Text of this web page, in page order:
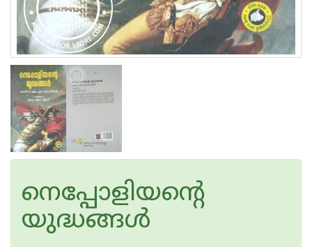
നെപ്പോളിയന്റെ
യുദ്ധങ്ങൾ